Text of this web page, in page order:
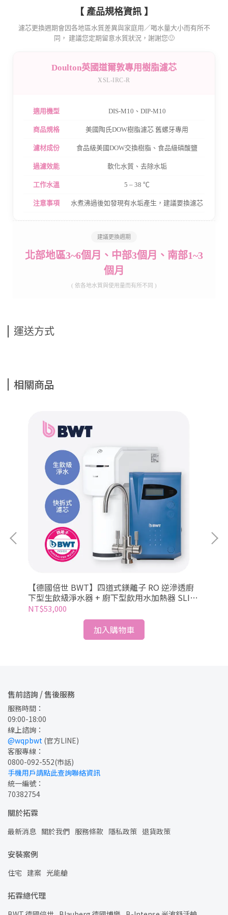
【 產品規格資訊 】
濾芯更換週期會因各地區水質差異與家庭用／喝水量大小而有所不
同， 建議您定期留意水質狀況，謝謝您🙂
Doulton英國道爾敦專用樹脂濾芯
XSL-IRC-R
適用機型 DIS-M10、DIP-M10
商品規格 美國陶氏DOW樹脂濾芯 舊螺牙專用
濾材成份 食品級美國DOW交換樹脂、食品級磷酸鹽
過濾效能 軟化水質、去除水垢
工作水溫 5 – 38 ℃
注意事項 水煮沸過後如發現有水垢產生，建議要換濾芯
建議更換週期
北部地區3~6個月、中部3個月、南部1~3
個月
( 依各地水質與使用量而有所不同 )
運送方式
相關商品
【德國倍世 BWT】四道式鎂離子 RO 逆滲透廚
下型生飲級淨水器 + 廚下型飲用水加熱器 SLIM
RO DF P + DWH30A
NT$53,000
加入購物車
售前諮詢 / 售後服務
服務時間：
09:00-18:00
線上諮詢：
@wqpbwt (官方LINE)
客服專線：
0800-092-552(市話)
手機用戶請點此查詢聯絡資訊
統一編號：
70382754
關於拓霖
最新消息 關於我們 服務條款 隱私政策 退貨政策
安裝案例
住宅 建案 光能艙
拓霖總代理